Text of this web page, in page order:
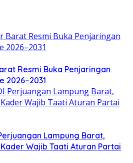
Resmi Buka Penjaringan
2026–2031
Lampung Barat,
Wajib Taati Aturan Partai